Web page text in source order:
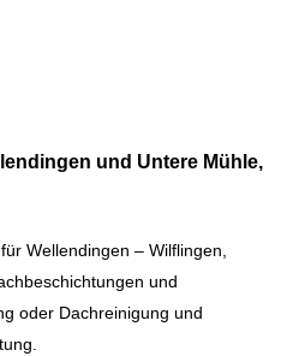
und Untere Mühle,
Wellendingen – Wilflingen,
und
oder Dachreinigung und